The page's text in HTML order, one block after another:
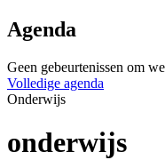
Agenda
Geen gebeurtenissen om
Volledige agenda
Onderwijs
onderwijs